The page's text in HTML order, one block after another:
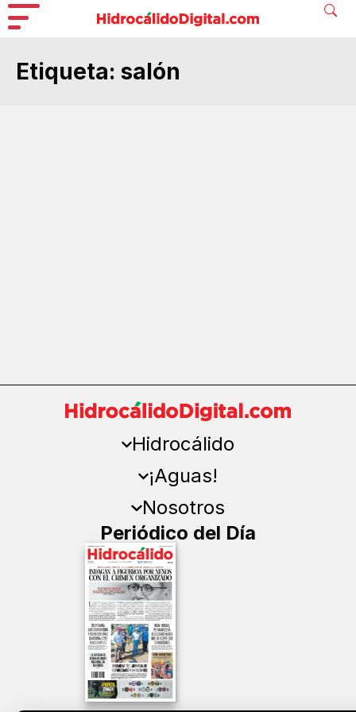
Etiqueta: salón
Hidrocálido
¡Aguas!
Nosotros
Periódico del Día